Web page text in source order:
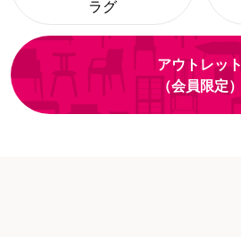
ラグ
アウトレット
（会員限定）